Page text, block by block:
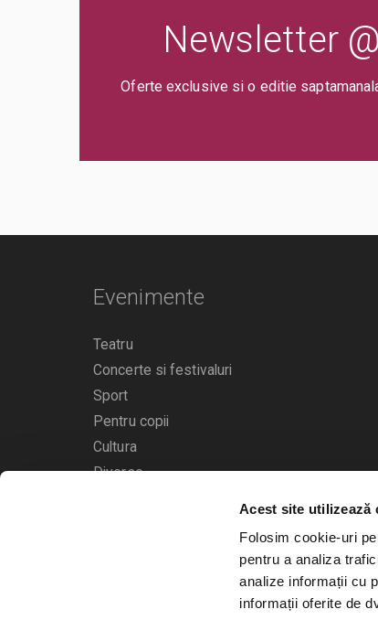
Acest site utilizează
Folosim cookie-uri
pentru a analiza
analize informații cu
informații oferite de
Newsletter
Oferte exclusive si o editie
Evenimente
Teatru
Concerte si festivaluri
Sport
Pentru copii
Cultura
Diverse
Calendarul evenimentelor